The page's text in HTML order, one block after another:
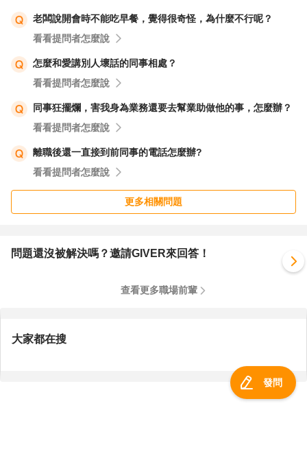
老闆說開會時不能吃早餐，覺得很奇怪，為什麼不行呢？
看看提問者怎麼說
怎麼和愛講別人壞話的同事相處？
看看提問者怎麼說
同事狂擺爛，害我身為業務還要去幫業助做他的事，怎麼辦？
看看提問者怎麼說
離職後還一直接到前同事的電話怎麼辦?
看看提問者怎麼說
更多相關問題
問題還沒被解決嗎？邀請GIVER來回答！
查看更多職場前輩
大家都在搜
發問